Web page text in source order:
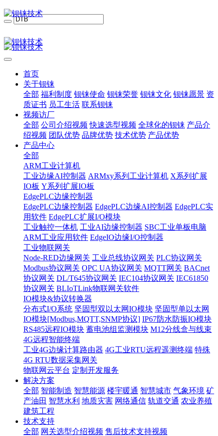
首页
关于钡铼
全部 福利制度 钡铼使命 钡铼荣誉 钡铼文化 钡铼愿景 资
质证书 员工生活 联系钡铼
视频访厂
全部 公司介绍视频 快速选型视频 全球化的钡铼 产品介
绍视频 团队优势 品牌优势 技术优势 产品优势
产品中心
全部
ARM工业计算机
工业边缘AI控制器 ARMxy系列工业计算机 X系列扩展
IO板 Y系列扩展IO板
EdgePLC边缘控制器
EdgePLC边缘控制器 EdgePLC边缘AI控制器 EdgePLC实
用软件 EdgePLC扩展I/O模块
工业触控一体机 工业AI边缘控制器 SBC工业单板电脑
ARM工业应用软件 EdgeIO边缘I/O控制器
工业物联网关
Node-RED边缘网关 工业总线协议网关 PLC协议网关
Modbus协议网关 OPC UA协议网关 MQTT网关 BACnet
协议网关 DL/T645协议网关 IEC104协议网关 IEC61850
协议网关 BLIoTLink物联网关软件
IO模块&协议转换器
分布式I/O系统 坚固型双以太网IO模块 坚固型单以太网
IO模块[Modbus,MQTT,SNMP协议] IP67防水防振IO模块
RS485远程IO模块 蓄电池组监测模块 M12分线盒与线束
4G远程智能终端
工业4G边缘计算路由器 4G工业RTU远程遥测终端 特殊
4G RTU数据采集网关
物联网云平台 定制开发服务
解决方案
全部 智能制造 智慧能源 楼宇暖通 智慧城市 气象环境 矿
产油田 智慧水利 地质灾害 网络通信 轨道交通 农业养殖
建筑工程
技术支持
全部 网关选型介绍视频 售后技术支持视频